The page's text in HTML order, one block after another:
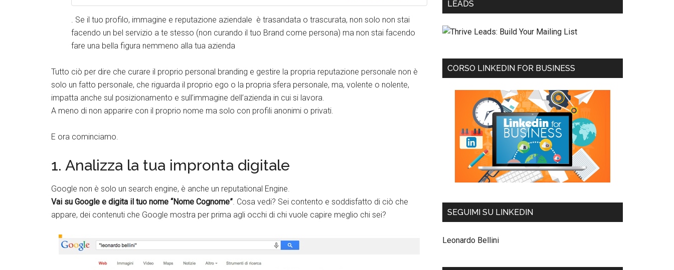
. Se il tuo profilo, immagine e reputazione aziendale è trasandata o trascurata, non solo non stai
facendo un bel servizio a te stesso (non curando il tuo Brand come persona) ma non stai facendo
fare una bella figura nemmeno alla tua azienda
Tutto ciò per dire che curare il proprio personal branding e gestire la propria reputazione personale non è
solo un fatto personale, che riguarda il proprio ego o la propria sfera personale, ma, volente o nolente,
impatta anche sul posizionamento e sull’immagine dell’azienda in cui si lavora.
A meno di non apparire con il proprio nome ma solo con profili anonimi o privati.
E ora cominciamo.
1. Analizza la tua impronta digitale
Google non è solo un search engine, è anche un reputational Engine.
Vai su Google e digita il tuo nome “Nome Cognome”. Cosa vedi? Sei contento e soddisfatto di ciò che
appare, dei contenuti che Google mostra per prima agli occhi di chi vuole capire meglio chi sei?
Twitter
LEADS
CORSO LINKEDIN FOR BUSINESS
SEGUIMI SU LINKEDIN
Leonardo Bellini